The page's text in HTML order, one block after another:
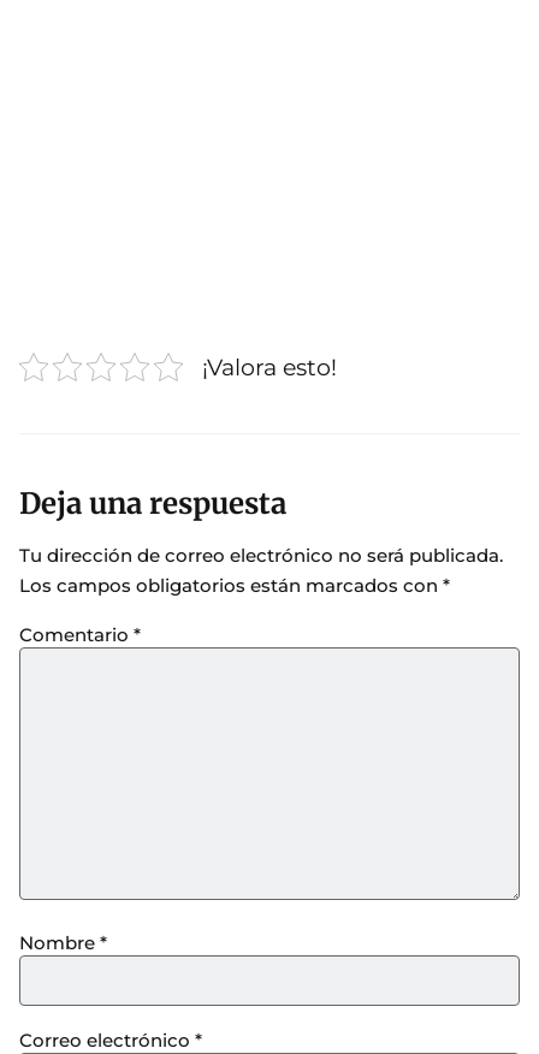
¡Valora esto!
Deja una respuesta
Tu dirección de correo electrónico no será publicada.
Los campos obligatorios están marcados con *
Comentario *
Nombre *
Correo electrónico *